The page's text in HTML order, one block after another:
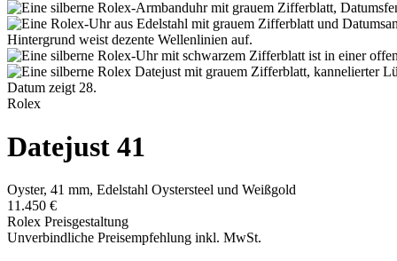
Rolex
Datejust 41
Oyster, 41 mm, Edelstahl Oystersteel und Weißgold
11.450 €
Rolex Preisgestaltung
Unverbindliche Preisempfehlung inkl. MwSt.